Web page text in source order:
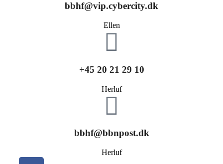
bbhf@vip.cybercity.dk
Ellen
+45 20 21 29 10
Herluf
bbhf@bbnpost.dk
Herluf